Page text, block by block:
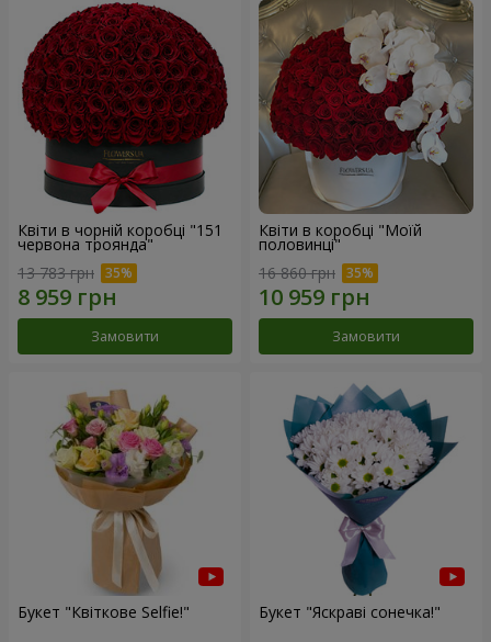
Квіти в чорній коробці "151
червона троянда"
13 783 грн
Замовити
Квіти в коробці "Моїй
половинці"
16 860 грн
Замовити
Букет "Квіткове Selfie!" Букет "Яскраві сонечка!"